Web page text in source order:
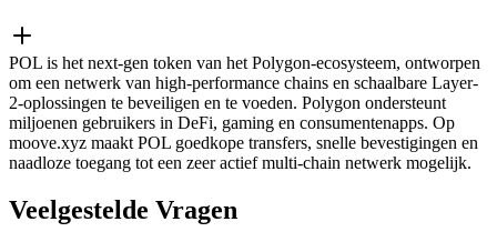
POL is het next-gen token van het Polygon-ecosysteem, ontworpen
om een netwerk van high-performance chains en schaalbare Layer-
2-oplossingen te beveiligen en te voeden. Polygon ondersteunt
miljoenen gebruikers in DeFi, gaming en consumentenapps. Op
moove.xyz maakt POL goedkope transfers, snelle bevestigingen en
naadloze toegang tot een zeer actief multi-chain netwerk mogelijk.
Veelgestelde Vragen